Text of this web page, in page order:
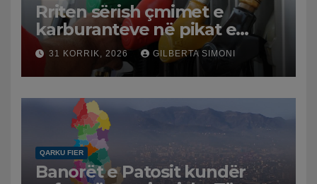
Rriten sërish çmimet e
karburanteve në pikat e
karburanteve në Lushnjë.
Tensionet në Lindjen e
Mesme shtrenjtojnë naftën
dhe benzinën në vend
31 KORRIK, 2026 GILBERTA SIMONI
QARKU FIER
Banorët e Patosit kundër